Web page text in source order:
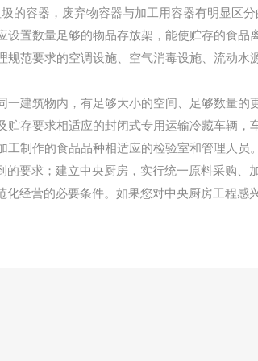
的容器，废弃物容器与加工用容器有明显区分
设置数量足够的物品存放架，能使贮存的食品
规范要求的空调设施、空气消毒设施、流动
建筑物内，有足够大小的空间、足够数量的
存要求相适应的封闭式专用运输冷藏车辆，
工制作的食品品种相适应的检验室和管理人员。
要求；建立中央厨房，实行统一原料采购
经营的必要条件。如果您对中央厨房工程